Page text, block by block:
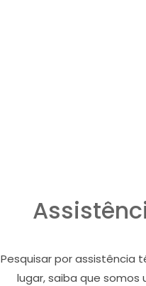
Pesquisar por assistência
lugar, saiba que